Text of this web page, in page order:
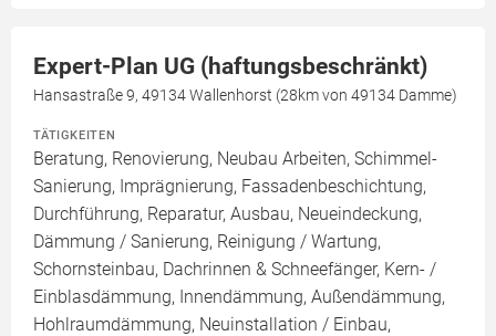
Expert-Plan UG (haftungsbeschränkt)
Hansastraße 9, 49134 Wallenhorst (28km von 49134 Damme)
TÄTIGKEITEN
Beratung, Renovierung, Neubau Arbeiten, Schimmel-
Sanierung, Imprägnierung, Fassadenbeschichtung,
Durchführung, Reparatur, Ausbau, Neueindeckung,
Dämmung / Sanierung, Reinigung / Wartung,
Schornsteinbau, Dachrinnen & Schneefänger, Kern- /
Einblasdämmung, Innendämmung, Außendämmung,
Hohlraumdämmung, Neuinstallation / Einbau,